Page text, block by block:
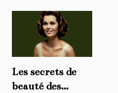
Les secrets de
beauté des